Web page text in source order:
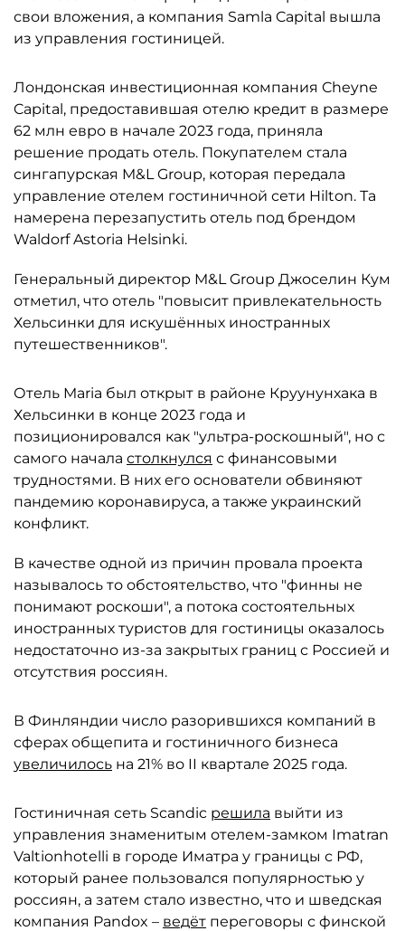
свои вложения, а компания Samla Capital вышла
из управления гостиницей.
Лондонская инвестиционная компания Cheyne
Capital, предоставившая отелю кредит в размере
62 млн евро в начале 2023 года, приняла
решение продать отель. Покупателем стала
сингапурская M&L Group, которая передала
управление отелем гостиничной сети Hilton. Та
намерена перезапустить отель под брендом
Waldorf Astoria Helsinki.
Генеральный директор M&L Group Джоселин Кум
отметил, что отель "повысит привлекательность
Хельсинки для искушённых иностранных
путешественников".
Отель Maria был открыт в районе Круунунхака в
Хельсинки в конце 2023 года и
позиционировался как "ультра-роскошный", но с
самого начала столкнулся с финансовыми
трудностями. В них его основатели обвиняют
пандемию коронавируса, а также украинский
конфликт.
В качестве одной из причин провала проекта
называлось то обстоятельство, что "финны не
понимают роскоши", а потока состоятельных
иностранных туристов для гостиницы оказалось
недостаточно из-за закрытых границ с Россией и
отсутствия россиян.
В Финляндии число разорившихся компаний в
сферах общепита и гостиничного бизнеса
увеличилось на 21% во II квартале 2025 года.
Гостиничная сеть Scandic решила выйти из
управления знаменитым отелем-замком Imatran
Valtionhotelli в городе Иматра у границы с РФ,
который ранее пользовался популярностью у
россиян, а затем стало известно, что и шведская
компания Pandox – ведёт переговоры с финской